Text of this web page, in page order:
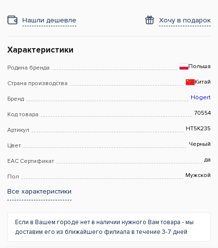
Нашли дешевле Хочу в подарок
Характеристики
Родина бренда Польша
Страна производства Китай
Бренд Högert
Код товара 70554
Артикул HT5K235
Цвет Черный
EAC Сертификат да
Пол Мужской
Все характеристики
Если в Вашем городе нет в наличии нужного Вам товара - мы
доставим его из ближайшего филиала в течение 3-7 дней